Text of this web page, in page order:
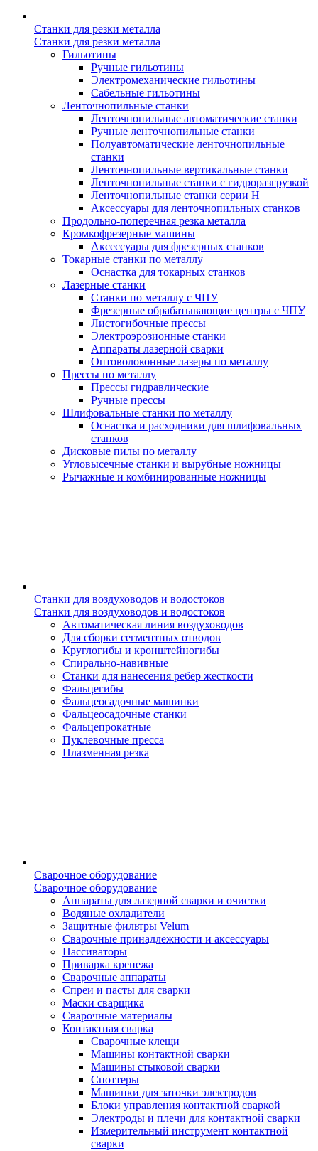
Станки для резки металла
Станки для резки металла
Гильотины
Ручные гильотины
Электромеханические гильотины
Сабельные гильотины
Ленточнопильные станки
Ленточнопильные автоматические станки
Ручные ленточнопильные станки
Полуавтоматические ленточнопильные
станки
Ленточнопильные вертикальные станки
Ленточнопильные станки с гидроразгрузкой
Ленточнопильные станки серии H
Аксессуары для ленточнопильных станков
Продольно-поперечная резка металла
Кромкофрезерные машины
Аксессуары для фрезерных станков
Токарные станки по металлу
Оснастка для токарных станков
Лазерные станки
Станки по металлу с ЧПУ
Фрезерные обрабатывающие центры с ЧПУ
Листогибочные прессы
Электроэрозионные станки
Аппараты лазерной сварки
Оптоволоконные лазеры по металлу
Прессы по металлу
Прессы гидравлические
Ручные прессы
Шлифовальные станки по металлу
Оснастка и расходники для шлифовальных
станков
Дисковые пилы по металлу
Угловысечные станки и вырубные ножницы
Рычажные и комбинированные ножницы
Станки для воздуховодов и водостоков
Станки для воздуховодов и водостоков
Автоматическая линия воздуховодов
Для сборки сегментных отводов
Круглогибы и кронштейногибы
Спирально-навивные
Станки для нанесения ребер жесткости
Фальцегибы
Фальцеосадочные машинки
Фальцеосадочные станки
Фальцепрокатные
Пуклевочные пресса
Плазменная резка
Сварочное оборудование
Сварочное оборудование
Аппараты для лазерной сварки и очистки
Водяные охладители
Защитные фильтры Velum
Сварочные принадлежности и аксессуары
Пассиваторы
Приварка крепежа
Сварочные аппараты
Спреи и пасты для сварки
Маски сварщика
Сварочные материалы
Контактная сварка
Сварочные клещи
Машины контактной сварки
Машины стыковой сварки
Споттеры
Машинки для заточки электродов
Блоки управления контактной сваркой
Электроды и плечи для контактной сварки
Измерительный инструмент контактной
сварки